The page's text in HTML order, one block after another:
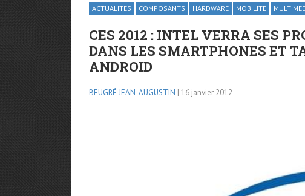
ACTUALITÉS COMPOSANTS HARDWARE MOBILITÉ
CES 2012 : INTEL VERRA SES
DANS LES SMARTPHONES ET
ANDROID
BEUGRÉ JEAN-AUGUSTIN | 16 janvier 2012